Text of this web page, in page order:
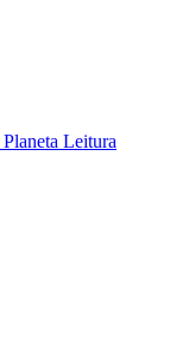
Planeta Leitura